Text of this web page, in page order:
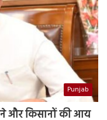
Punjab
और किसानों की आय